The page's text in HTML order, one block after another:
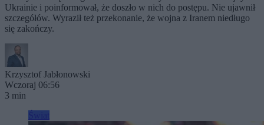
Ukrainie i poinformował, że doszło w nich do postępu. Nie ujawnił
szczegółów. Wyraził też przekonanie, że wojna z Iranem niedługo
się zakończy.
Krzysztof Jabłonowski
Wczoraj 06:56
3 min